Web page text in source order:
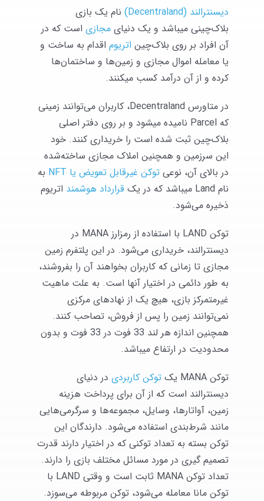
دیسنترالند (Decentraland)
نام یک بازی
بلاک‌چینی میباشد و یک دنیای مجازیاست که در
آن افراد بر روی بلاک‌چین اتریوماقدام به ساخت و
یا معامله اموال مجازی و زمین‌ها و ساختمان‌ها
کرده و از آن درآمد کسب میکنند.
در متاورس Decentraland، کاربران ‌می‌توانند زمینی
که Parcel نامیده میشود و بر روی دفتر اصلی
بلاک‌چین ثبت شده است را خریداری کنند. خود
این سرزمین و همچنین املاک مجازی ساخته‌شده
در بالای آن، نوعی توکن غیرقابل تعویض یا NFT
به
نام Land میباشد که در یک
قرارداد هوشمند اتریوم
ذخیره ‌می‌شود.
توکن LAND با استفاده از رمزارز MANA در
دیسنترالند، خریداری ‌می‌شود. در این پلتفرم زمین
مجازی تا زمانی که کاربران بخواهند آن را بفروشند،
به طور دائمی ‌در اختیار آنها است. به علت ماهیت
غیرمتمرکز بازی، هیچ یک از نهادهای مرکزی
نمی‌توانند زمین را پس از فروش، تصاحب کنند.
همچنین اندازه هر لند 33 فوت در 33 فوت و بدون
محدودیت در ارتفاع میباشد.
توکن MANA یک
توکن کاربردیدر دنیای
دیسنترالند است که از آن برای پرداخت هزینه
زمین، آواتارها، وسایل، مجموعه‌ها و سرگرمی‌هایی
مانند شرط‌بندی استفاده ‌می‌شود. دارندگان این
توکن بسته به تعداد توکنی که در اختیار دارند قدرت
تصمیم گیری در مورد مسائل مختلف بازی را دارند.
تعداد توکن MANA ثابت است و وقتی LAND با
توکن مانا معامله ‌می‌شود، توکن مربوطه ‌می‌سوزد.